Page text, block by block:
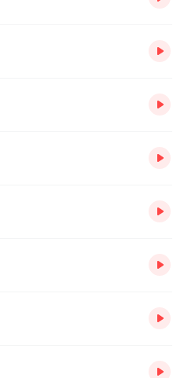
免费试听，购买成功后，即可收
任何形式，严禁在任何第三方平
您可通过页面右上方按钮，将页
题，可以按以下步骤咨询在线客
在线客服，可关注【喜马拉雅付
系，也可拨打客服电话：400-